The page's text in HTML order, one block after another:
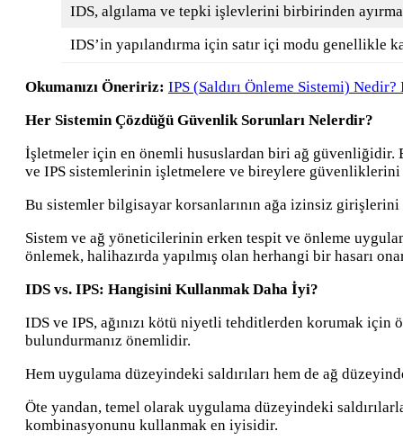
IDS, algılama ve tepki işlevlerini birbirinden ayırma
IDS’in yapılandırma için satır içi modu genellikle
Okumanızı Öneririz: IPS (Saldırı Önleme Sistemi)
Her Sistemin Çözdüğü Güvenlik Sorunları Nelerdir?
İşletmeler için en önemli hususlardan biri ağ güvenliğidir.
ve IPS sistemlerinin işletmelere ve bireylere güvenliklerini
Bu sistemler bilgisayar korsanlarının ağa izinsiz
Sistem ve ağ yöneticilerinin erken tespit ve önleme
önlemek, halihazırda yapılmış olan herhangi bir hasarı
IDS vs. IPS: Hangisini Kullanmak Daha İyi?
IDS ve IPS, ağınızı kötü niyetli tehditlerden korumak için
bulundurmanız önemlidir.
Hem uygulama düzeyindeki saldırıları hem de ağ
Öte yandan, temel olarak uygulama düzeyindeki
kombinasyonunu kullanmak en iyisidir.